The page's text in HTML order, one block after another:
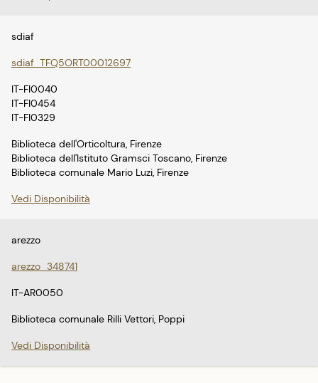
sdiaf
sdiaf_TFQ5ORT00012697
IT-FI0040
IT-FI0454
IT-FI0329
Biblioteca dell'Orticoltura, Firenze
Biblioteca dell'Istituto Gramsci Toscano, Firenze
Biblioteca comunale Mario Luzi, Firenze
Vedi Disponibilità
arezzo
arezzo_348741
IT-AR0050
Biblioteca comunale Rilli Vettori, Poppi
Vedi Disponibilità